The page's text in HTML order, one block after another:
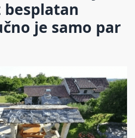
besplatan
je samo par